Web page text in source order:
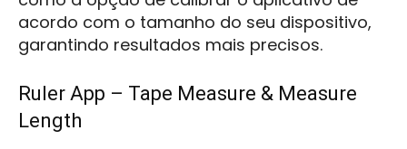
acordo com o tamanho do seu dispositivo,
garantindo resultados mais precisos.
Ruler App – Tape Measure & Measure
Length